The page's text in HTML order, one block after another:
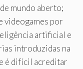
mundo aberto;
videogames por
artificial e
introduzidas na
é difícil acreditar